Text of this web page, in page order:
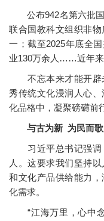
公布942名第六批国
联合国教科文组织非
一；截至2025年底全
业130万余人……近年来
不忘本来才能开辟
秀传统文化浸润人心
化品格中，凝聚磅礴前
与古为新 为民而歌
习近平总书记强调
人。这要求我们坚持
和文化产品供给能力
化需求。
“江海万里，心中念